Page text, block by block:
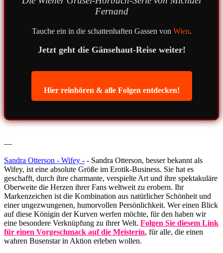
Fernand
Tauche ein in die schattenhaften Gassen von Wien.
Jetzt geht die Gänsehaut-Reise weiter!
Hier reinhören & alle Folgen entdecken!
—
Sandra Otterson - Wifey - - Sandra Otterson, besser bekannt als
Wifey, ist eine absolute Größe im Erotik-Business. Sie hat es
geschafft, durch ihre charmante, verspielte Art und ihre spektakuläre
Oberweite die Herzen ihrer Fans weltweit zu erobern. Ihr
Markenzeichen ist die Kombination aus natürlicher Schönheit und
einer ungezwungenen, humorvollen Persönlichkeit. Wer einen Blick
auf diese Königin der Kurven werfen möchte, für den haben wir
eine besondere Verknüpfung zu ihrer Welt. Folgen Sie diesem Link
für einen Vorgeschmack auf die Meisterin, für alle, die einen
wahren Busenstar in Aktion erleben wollen.